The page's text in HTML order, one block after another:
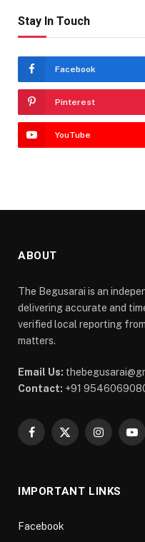
Stay In Touch
Facebook
Pinterest
YouTube
ABOUT
The Begusarai is an
delivering accurate and
verified local reporting
matters.
Email Us:
Contact: +91
Facebook
X
Instagram
IMPORTANT LINKS
Facebook